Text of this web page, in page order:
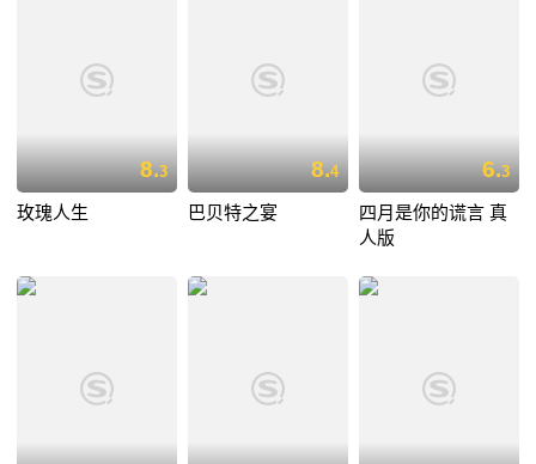
8.3
玫瑰人生
8.4
巴贝特之宴
6.3
四月是你的谎言 真
人版